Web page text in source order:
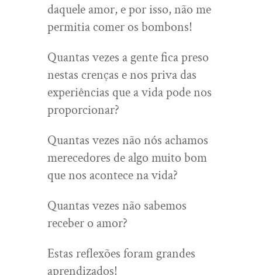
daquele amor, e por isso, não me
permitia comer os bombons!
Quantas vezes a gente fica preso
nestas crenças e nos priva das
experiências que a vida pode nos
proporcionar?
Quantas vezes não nós achamos
merecedores de algo muito bom
que nos acontece na vida?
Quantas vezes não sabemos
receber o amor?
Estas reflexões foram grandes
aprendizados!